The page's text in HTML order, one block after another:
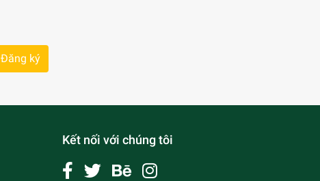
Đăng ký
Kết nối với chúng tôi